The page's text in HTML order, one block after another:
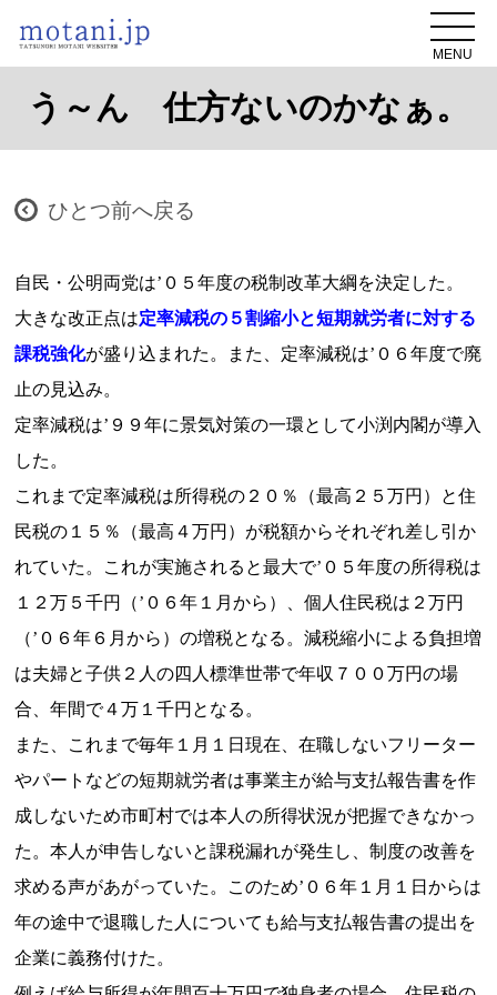
MENU
う～ん 仕方ないのかなぁ。
ひとつ前へ戻る
自民・公明両党は’０５年度の税制改革大綱を決定した。
大きな改正点は定率減税の５割縮小と短期就労者に対する
課税強化が盛り込まれた。また、定率減税は’０６年度で廃
止の見込み。
定率減税は’９９年に景気対策の一環として小渕内閣が導入
した。
これまで定率減税は所得税の２０％（最高２５万円）と住
民税の１５％（最高４万円）が税額からそれぞれ差し引か
れていた。これが実施されると最大で’０５年度の所得税は
１２万５千円（’０６年１月から）、個人住民税は２万円
（’０６年６月から）の増税となる。減税縮小による負担増
は夫婦と子供２人の四人標準世帯で年収７００万円の場
合、年間で４万１千円となる。
また、これまで毎年１月１日現在、在職しないフリーター
やパートなどの短期就労者は事業主が給与支払報告書を作
成しないため市町村では本人の所得状況が把握できなかっ
た。本人が申告しないと課税漏れが発生し、制度の改善を
求める声があがっていた。このため’０６年１月１日からは
年の途中で退職した人についても給与支払報告書の提出を
企業に義務付けた。